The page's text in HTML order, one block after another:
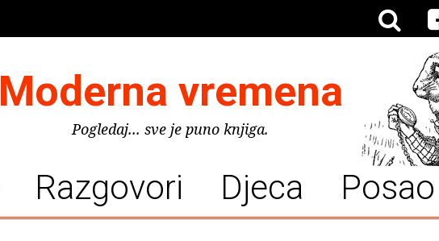
Moderna vremena
Pogledaj... sve je puno knjiga.
Razgovori Djeca Posao